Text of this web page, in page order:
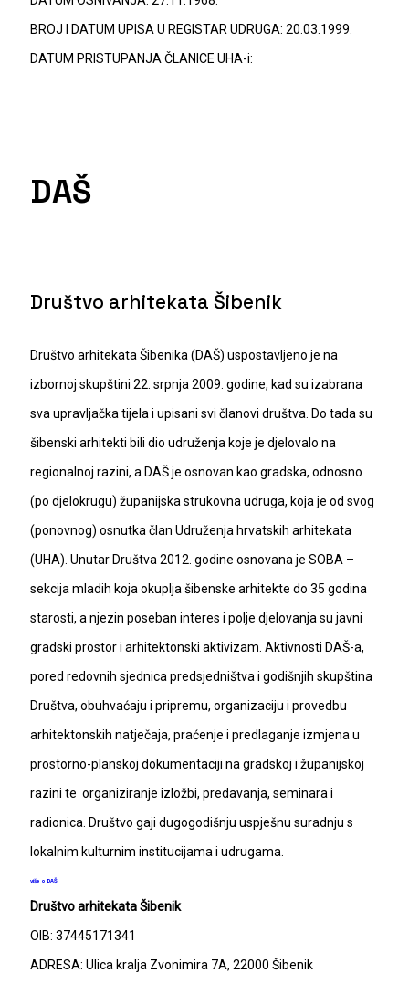
BROJ I DATUM UPISA U REGISTAR UDRUGA: 20.03.1999.
DATUM PRISTUPANJA ČLANICE UHA-i:
DAŠ
Društvo arhitekata Šibenik
Društvo arhitekata Šibenika (DAŠ) uspostavljeno je na
izbornoj skupštini 22. srpnja 2009. godine, kad su izabrana
sva upravljačka tijela i upisani svi članovi društva. Do tada su
šibenski arhitekti bili dio udruženja koje je djelovalo na
regionalnoj razini, a DAŠ je osnovan kao gradska, odnosno
(po djelokrugu) županijska strukovna udruga, koja je od svog
(ponovnog) osnutka član Udruženja hrvatskih arhitekata
(UHA). Unutar Društva 2012. godine osnovana je SOBA –
sekcija mladih koja okuplja šibenske arhitekte do 35 godina
starosti, a njezin poseban interes i polje djelovanja su javni
gradski prostor i arhitektonski aktivizam. Aktivnosti DAŠ-a,
pored redovnih sjednica predsjedništva i godišnjih skupština
Društva, obuhvaćaju i pripremu, organizaciju i provedbu
arhitektonskih natječaja, praćenje i predlaganje izmjena u
prostorno-planskoj dokumentaciji na gradskoj i županijskoj
razini te organiziranje izložbi, predavanja, seminara i
radionica. Društvo gaji dugogodišnju uspješnu suradnju s
lokalnim kulturnim institucijama i udrugama.
više o DAŠ
Društvo arhitekata Šibenik
OIB: 37445171341
ADRESA: Ulica kralja Zvonimira 7A, 22000 Šibenik